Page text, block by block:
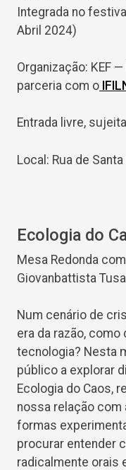
Integrada no
Abril 2024)
Organização: KEF
parceria com o
Entrada livre,
Local: Rua de
Ecologia do
Mesa Redonda
Giovanbattista
Num cenário de
era da razão,
tecnologia? Nesta
público a explorar
Ecologia do Caos,
nossa relação com
formas
procurar entender
radicalmente orais